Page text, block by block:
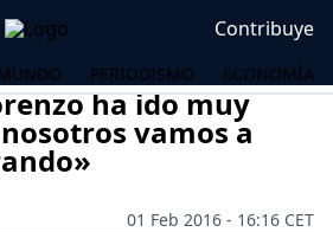
Contribuye
PERIODISMO ECONOMÍA
ha ido muy
vamos a
01 Feb 2016 - 16:16 CET